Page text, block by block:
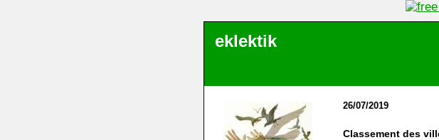
eklektik
26/07/2019
Classement des